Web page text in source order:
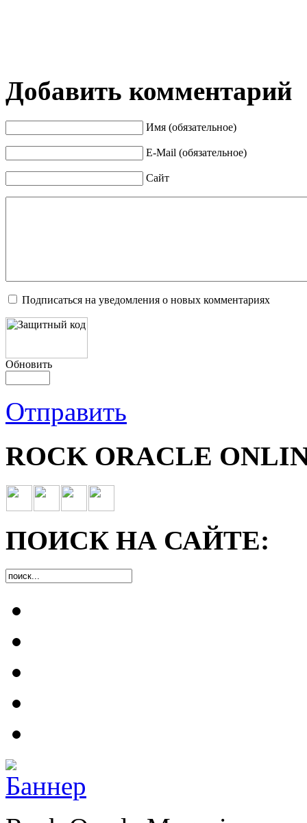
Добавить комментарий
Имя (обязательное)
E-Mail (обязательное)
Сайт
Подписаться на уведомления о новых комментариях
Обновить
Отправить
ROCK ORACLE
ПОИСК НА САЙТЕ: